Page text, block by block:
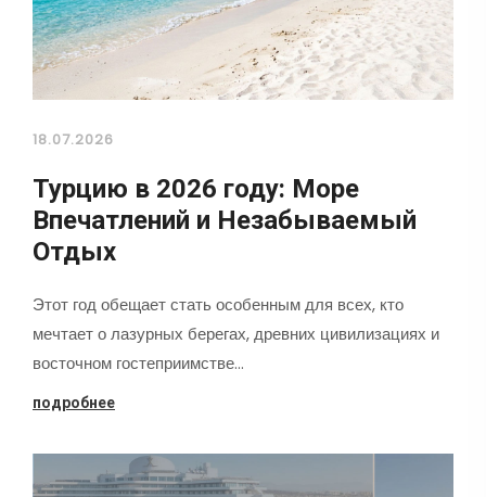
18.07.2026
Турцию в 2026 году: Море
Впечатлений и Незабываемый
Отдых
Этот год обещает стать особенным для всех, кто
мечтает о лазурных берегах, древних цивилизациях и
восточном гостеприимстве…
подробнее